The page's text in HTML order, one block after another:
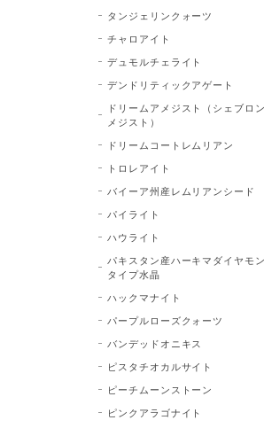
タンジェリンクォーツ
チャロアイト
デュモルチェライト
デンドリティックアゲート
ドリームアメジスト（シェブロ
メジスト）
ドリームコートレムリアン
トロレアイト
バイーア州産レムリアンシード
パイライト
ハウライト
パキスタン産ハーキマダイヤモ
タイプ水晶
ハックマナイト
パープルローズクォーツ
バンデッドオニキス
ピスタチオカルサイト
ピーチムーンストーン
ピンクアラゴナイト